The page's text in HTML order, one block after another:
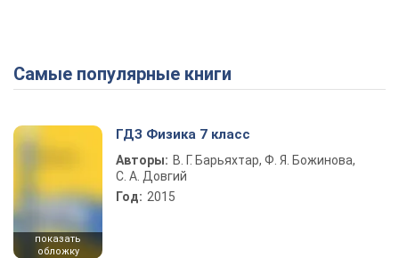
Play Video
Самые популярные книги
показать
обложку
ГДЗ Физика 7 класс
Авторы: В. Г. Барьяхтар, Ф. Я. Божинова,
С. А. Довгий
Год: 2015